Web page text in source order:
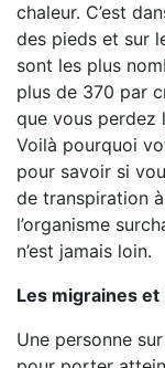
chaleur. C’est
des pieds et sur
sont les plus
plus de 370 par
que vous perdez
Voilà pourquoi
pour savoir si
de transpiration
l’organisme
n’est jamais loin.
Les migraines et
Une personne